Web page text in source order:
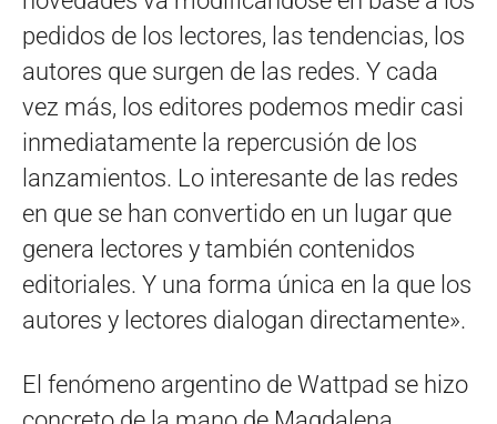
pedidos de los lectores, las tendencias, los
autores que surgen de las redes. Y cada
vez más, los editores podemos medir casi
inmediatamente la repercusión de los
lanzamientos. Lo interesante de las redes
en que se han convertido en un lugar que
genera lectores y también contenidos
editoriales. Y una forma única en la que los
autores y lectores dialogan directamente».
El fenómeno argentino de Wattpad se hizo